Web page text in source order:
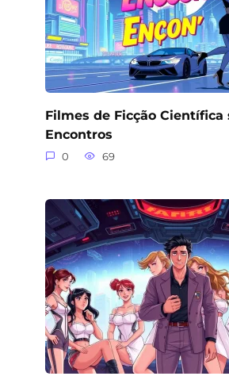
Filmes de Ficção Científica
Encontros
0 69